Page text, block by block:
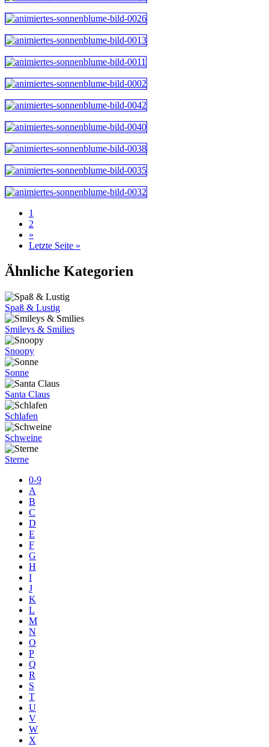
1
2
»
Letzte Seite »
Ähnliche Kategorien
Spaß & Lustig
Smileys & Smilies
Snoopy
Sonne
Santa Claus
Schlafen
Schweine
Sterne
0-9
A
B
C
D
E
F
G
H
I
J
K
L
M
N
O
P
Q
R
S
T
U
V
W
X